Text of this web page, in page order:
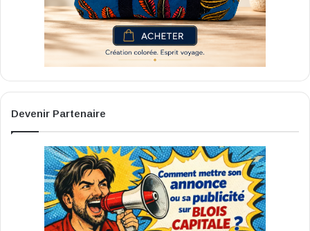
Devenir Partenaire